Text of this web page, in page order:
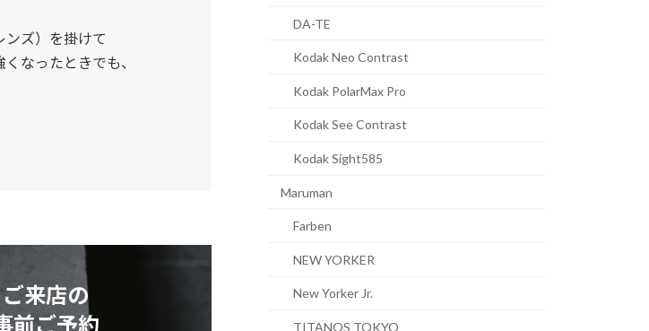
ンズ）を掛けて
なったときでも、
ご来店の
前ご予約
DA-TE
Kodak Neo Contrast
Kodak PolarMax Pro
Kodak See Contrast
Kodak Sight585
Maruman
Farben
NEW YORKER
New Yorker Jr.
TITANOS TOKYO